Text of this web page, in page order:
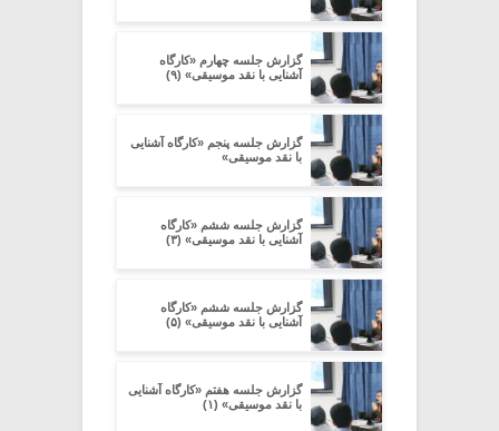
گزارش جلسه چهارم «کارگاه
آشنایی با نقد موسیقی» (۹)
گزارش جلسه پنجم «کارگاه آشنایی
با نقد موسیقی»
گزارش جلسه ششم «کارگاه
آشنایی با نقد موسیقی» (۳)
گزارش جلسه ششم «کارگاه
آشنایی با نقد موسیقی» (۵)
گزارش جلسه هفتم «کارگاه آشنایی
با نقد موسیقی» (۱)